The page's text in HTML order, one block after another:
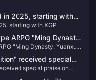
in 2025, starting with
starting with XGP
ARPG "Ming Dynasty:
and will be launched
"Ming Dynasty: Yuanxu
received special
special praise on